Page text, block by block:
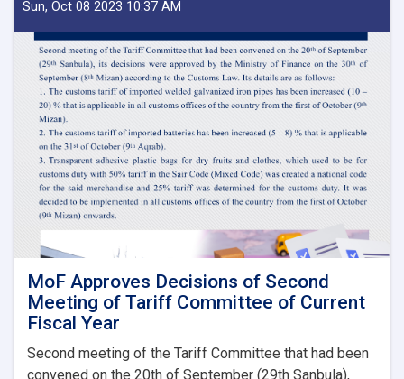
IEA
of
Claims,
Guarantees
&
Guarantee
Fees
to
State
Bodies
launches!
Sun, Oct 08 2023 10:37 AM
MoF Approves Decisions of Second
Meeting of Tariff Committee of Current
Fiscal Year
Second meeting of the Tariff Committee that had been
convened on the 20th of September (29th Sanbula),